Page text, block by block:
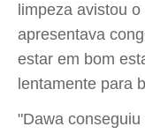
limpeza avistou
apresentava
estar em bom
lentamente para
"Dawa